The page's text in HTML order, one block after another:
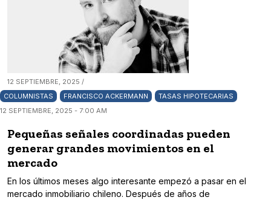
12 SEPTIEMBRE, 2025 /
COLUMNISTAS
FRANCISCO ACKERMANN
TASAS HIPOTECARIAS
12 SEPTIEMBRE, 2025 - 7:00 AM
Pequeñas señales coordinadas pueden
generar grandes movimientos en el
mercado
En los últimos meses algo interesante empezó a pasar en el
mercado inmobiliario chileno. Después de años de